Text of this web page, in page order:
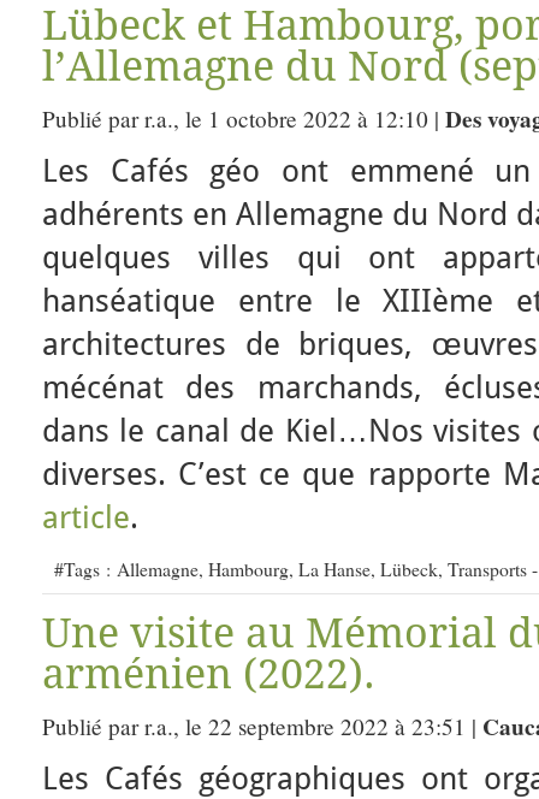
Lübeck et Hambourg,
l’Allemagne du Nord
Publié par r.a., le 1 octobre 2022 à 12:10 | Des
Les Cafés géo ont emmené
adhérents en Allemagne du Nord
quelques villes qui ont
hanséatique entre le XIIIème
architectures de briques,
mécénat des marchands,
dans le canal de Kiel…Nos visites
diverses. C’est ce que rapporte
article.
#Tags : Allemagne, Hambourg, La Hanse, Lübeck, Transports
Une visite au Mémorial
arménien (2022).
Publié par r.a., le 22 septembre 2022 à 23:51 |
Les Cafés géographiques ont